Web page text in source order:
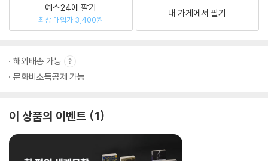
예스24에 팔기
최상 매입가 3,400원
내 가게에서 팔기
해외배송 가능
문화비소득공제 가능
이 상품의 이벤트 1